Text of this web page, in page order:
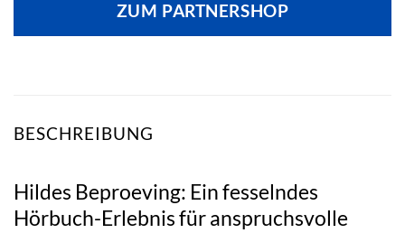
ZUM PARTNERSHOP
BESCHREIBUNG
Hildes Beproeving: Ein fesselndes
Hörbuch-Erlebnis für anspruchsvolle